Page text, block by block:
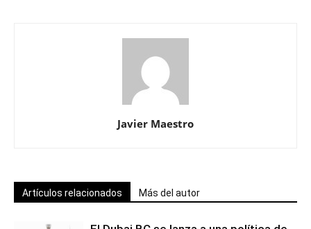
Javier Maestro
Artículos relacionados Más del autor